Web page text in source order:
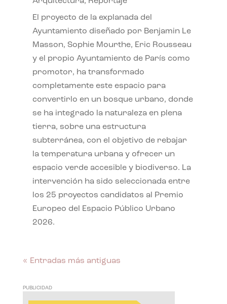
El proyecto de la explanada del
Ayuntamiento diseñado por Benjamin Le
Masson, Sophie Mourthe, Eric Rousseau
y el propio Ayuntamiento de París como
promotor, ha transformado
completamente este espacio para
convertirlo en un bosque urbano, donde
se ha integrado la naturaleza en plena
tierra, sobre una estructura
subterránea, con el objetivo de rebajar
la temperatura urbana y ofrecer un
espacio verde accesible y biodiverso. La
intervención ha sido seleccionada entre
los 25 proyectos candidatos al Premio
Europeo del Espacio Público Urbano
2026.
« Entradas más antiguas
PUBLICIDAD